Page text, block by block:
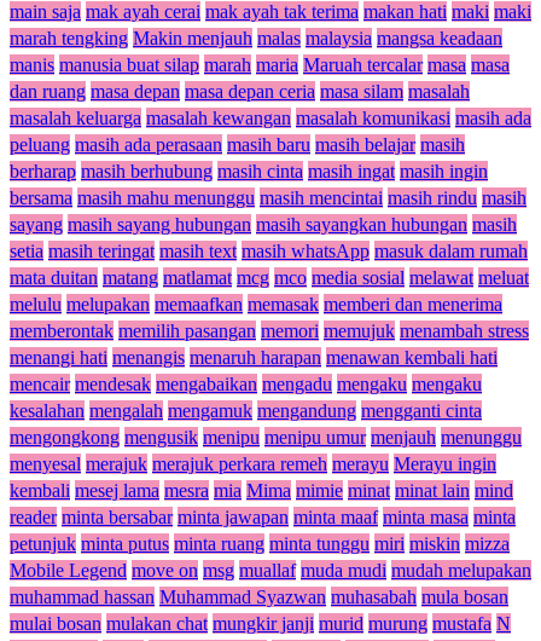
main saja mak ayah cerai mak ayah tak terima makan hati maki maki
marah tengking Makin menjauh malas malaysia mangsa keadaan
manis manusia buat silap marah maria Maruah tercalar masa masa
dan ruang masa depan masa depan ceria masa silam masalah
masalah keluarga masalah kewangan masalah komunikasi masih ada
peluang masih ada perasaan masih baru masih belajar masih
berharap masih berhubung masih cinta masih ingat masih ingin
bersama masih mahu menunggu masih mencintai masih rindu masih
sayang masih sayang hubungan masih sayangkan hubungan masih
setia masih teringat masih text masih whatsApp masuk dalam rumah
mata duitan matang matlamat mcg mco media sosial melawat meluat
melulu melupakan memaafkan memasak memberi dan menerima
memberontak memilih pasangan memori memujuk menambah stress
menangi hati menangis menaruh harapan menawan kembali hati
mencair mendesak mengabaikan mengadu mengaku mengaku
kesalahan mengalah mengamuk mengandung mengganti cinta
mengongkong mengusik menipu menipu umur menjauh menunggu
menyesal merajuk merajuk perkara remeh merayu Merayu ingin
kembali mesej lama mesra mia Mima mimie minat minat lain mind
reader minta bersabar minta jawapan minta maaf minta masa minta
petunjuk minta putus minta ruang minta tunggu miri miskin mizza
Mobile Legend move on msg muallaf muda mudi mudah melupakan
muhammad hassan Muhammad Syazwan muhasabah mula bosan
mulai bosan mulakan chat mungkir janji murid murung mustafa N